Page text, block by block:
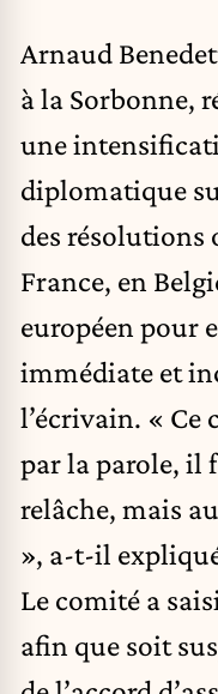
Arnaud
à la Sorbonne,
une
diplomatique
des résolutions
France, en
européen pour
immédiate et
l’écrivain. « Ce
par la parole, il
relâche, mais
», a-t-il
Le comité a
afin que soit